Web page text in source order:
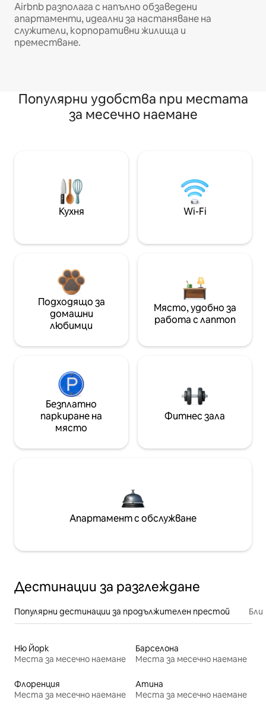
Airbnb разполага с напълно обзаведени
апартаменти, идеални за настаняване на
служители, корпоративни жилища и
преместване.
Популярни удобства при местата
за месечно наемане
Кухня Wi-Fi
Подходящо за
домашни
любимци
Място, удобно за
работа с лаптоп
Безплатно
паркиране на
място
Фитнес зала
Апартамент с обслужване
Дестинации за разглеждане
Популярни дестинации за продължителен престой
Ню Йорк
Места за месечно наемане
Барселона
Места за месечно наемане
Флоренция
Места за месечно наемане
Атина
Места за месечно наемане